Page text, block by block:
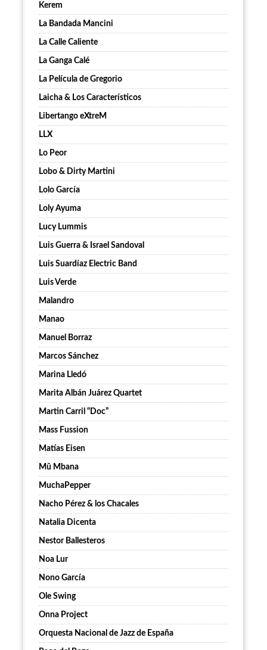
Kerem
La Bandada Mancini
La Calle Caliente
La Ganga Calé
La Película de Gregorio
Laicha & Los Característicos
Libertango eXtreM
LLX
Lo Peor
Lobo & Dirty Martini
Lolo García
Loly Ayuma
Lucy Lummis
Luis Guerra & Israel Sandoval
Luis Suardíaz Electric Band
Luis Verde
Malandro
Manao
Manuel Borraz
Marcos Sánchez
Marina Lledó
Marita Albán Juárez Quartet
Martin Carril “Doc”
Mass Fussion
Matías Eisen
Mû Mbana
MuchaPepper
Nacho Pérez & los Chacales
Natalia Dicenta
Nestor Ballesteros
Noa Lur
Nono García
Ole Swing
Onna Project
Orquesta Nacional de Jazz de España